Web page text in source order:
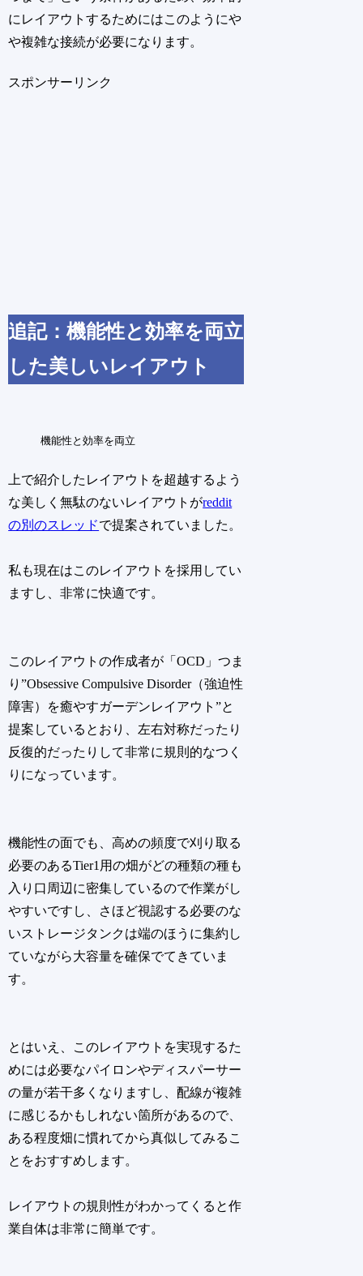
にレイアウトするためにはこのようにや
や複雑な接続が必要になります。
スポンサーリンク
追記：機能性と効率を両立
した美しいレイアウト
機能性と効率を両立
上で紹介したレイアウトを超越するよう
な美しく無駄のないレイアウトがreddit
の別のスレッドで提案されていました。
私も現在はこのレイアウトを採用してい
ますし、非常に快適です。
このレイアウトの作成者が「OCD」つま
り”Obsessive Compulsive Disorder（強迫性
障害）を癒やすガーデンレイアウト”と
提案しているとおり、左右対称だったり
反復的だったりして非常に規則的なつく
りになっています。
機能性の面でも、高めの頻度で刈り取る
必要のあるTier1用の畑がどの種類の種も
入り口周辺に密集しているので作業がし
やすいですし、さほど視認する必要のな
いストレージタンクは端のほうに集約し
ていながら大容量を確保でてきていま
す。
とはいえ、このレイアウトを実現するた
めには必要なパイロンやディスパーサー
の量が若干多くなりますし、配線が複雑
に感じるかもしれない箇所があるので、
ある程度畑に慣れてから真似してみるこ
とをおすすめします。
レイアウトの規則性がわかってくると作
業自体は非常に簡単です。